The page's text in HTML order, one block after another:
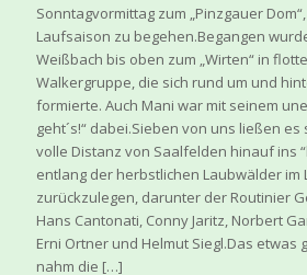
Sonntagvormittag zum „Pinzgauer
Laufsaison zu begehen.Begangen
Weißbach bis oben zum „Wirten“ in
Walkergruppe, die sich rund um und
formierte. Auch Mani war mit seinem
geht´s!“ dabei.Sieben von uns ließen
volle Distanz von Saalfelden hinauf ins
entlang der herbstlichen Laubwälder im
zurückzulegen, darunter der Routinier
Hans Cantonati, Conny Jaritz, Norbert
Erni Ortner und Helmut Siegl.Das etwas
nahm die […]